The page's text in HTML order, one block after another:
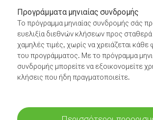
Προγράμματα μηνιαίας συνδρομής
Το πρόγραμμα μηνιαίας συνδρομής σάς
ευελιξία διεθνών κλήσεων προς σταθερά
χαμηλές τιμές, χωρίς να χρειάζεται
του προγράμματος. Με το πρόγραμμα
συνδρομής μπορείτε να εξοικονομείτε
κλήσεις που ήδη πραγματοποιείτε.